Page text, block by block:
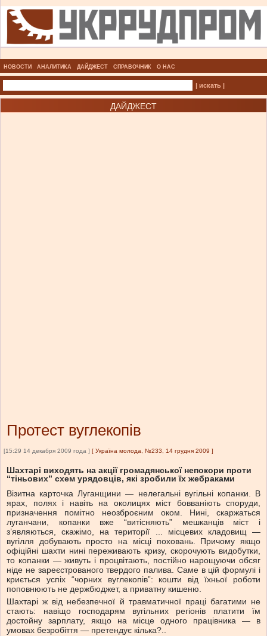
НОВОСТИ АНАЛИТИКА ДАЙДЖЕСТ СПРАВОЧНИК О НАС
| искать |
ДАЙДЖЕСТ
Протест вуглекопів
[15:29 14 декабря 2009 года ] [ Україна молода, №233, 14 грудня 2009 ]
Шахтарі виходять на акції громадянської непокори проти
“тіньових” схем урядовців, які зробили їх жебраками
Візитна карточка Луганщини — нелегальні вугільні копанки. В
ярах, полях і навіть на околицях міст бовваніють споруди,
призначення помітно неозброєним оком. Нині, скаржаться
луганчани, копанки вже “витісняють” мешканців міст і
з’являються, скажімо, на території ... місцевих кладовищ —
вугілля добувають просто на місці поховань. Причому якщо
офіційні шахти нині переживають кризу, скорочують видобутки,
то копанки — живуть і процвітають, постійно нарощуючи обсяг
ніде не зареєстрованого твердого палива. Саме в цій формулі і
криється успіх “чорних вуглекопів”: кошти від їхньої роботи
поповнюють не держбюджет, а приватну кишеню.
Шахтарі ж від небезпечної й травматичної праці багатими не
стають: навіщо господарям вугільних регіонів платити їм
достойну зарплату, якщо на місце одного працівника — в
умовах безробіття — претендує кілька?..